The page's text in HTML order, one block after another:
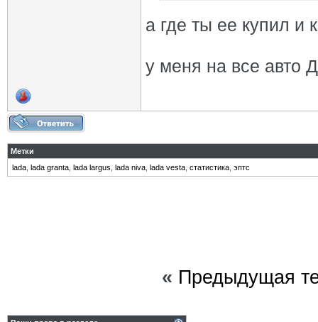
а где ты ее купил и
у меня на все авто
Метки
lada lada granta lada largus lada niva lada vesta статистика эптс
« Предыдущая